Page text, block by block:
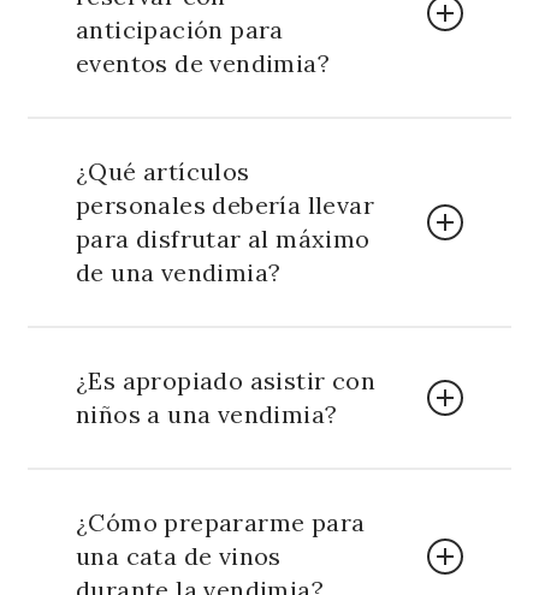
anticipación para
eventos de vendimia?
garantiza tu lugar en catas, pisado de uvas y
experiencias exclusivas.
¿Qué artículos
personales debería llevar
para disfrutar al máximo
de una vendimia?
smartphone para capturar momentos
especiales y dinero en efectivo para compras
¿Es apropiado asistir con
niños a una vendimia?
previamente si el evento está adaptado para
niños y consulta si hay talleres o espacios
¿Cómo prepararme para
una cata de vinos